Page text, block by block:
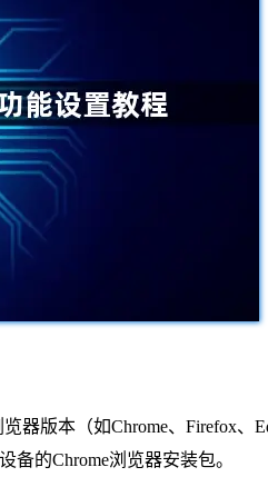
版本（如Chrome、Firefox、
备的Chrome浏览器安装包。